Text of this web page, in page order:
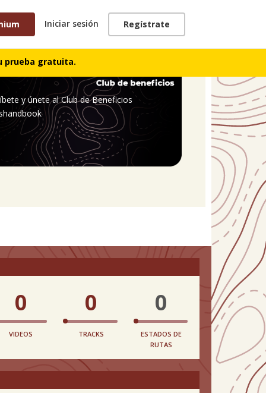
Iniciar sesión Regístrate
prueba gratuita.
y únete al Club de Beneficios
0
VIDEOS
0
TRACKS
0
ESTADOS DE
RUTAS